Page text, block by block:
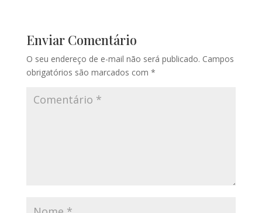
Enviar Comentário
O seu endereço de e-mail não será publicado. Campos
obrigatórios são marcados com *